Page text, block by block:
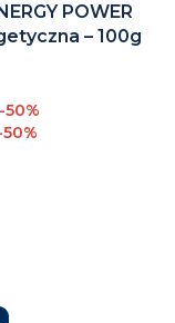
POWER
– 100g
50%
50%